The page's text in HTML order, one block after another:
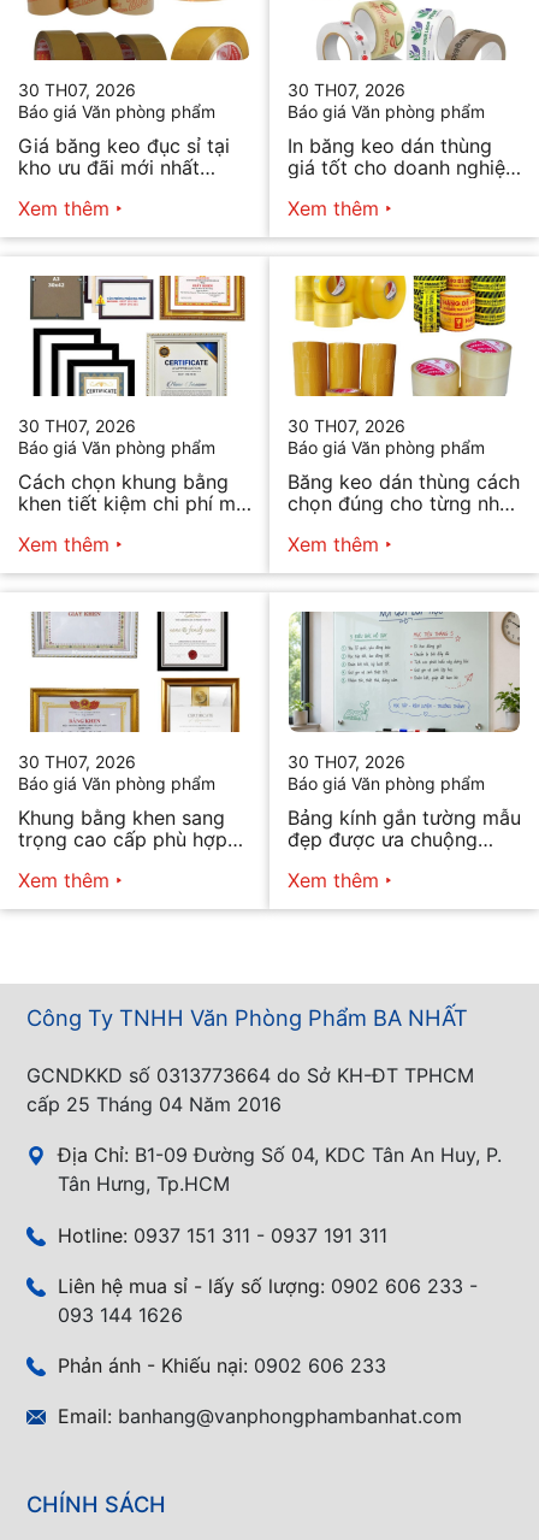
30 TH07, 2026
Báo giá Văn phòng phẩm
Giá băng keo đục sỉ tại
kho ưu đãi mới nhất
Xem thêm
30 TH07, 2026
Báo giá Văn phòng phẩm
In băng keo dán thùng
giá tốt cho doanh nghiệp
Xem thêm
30 TH07, 2026
Báo giá Văn phòng phẩm
Cách chọn khung bằng
khen tiết kiệm chi phí mà
Xem thêm
30 TH07, 2026
Báo giá Văn phòng phẩm
Băng keo dán thùng cách
chọn đúng cho từng nhu
Xem thêm
30 TH07, 2026
Báo giá Văn phòng phẩm
Khung bằng khen sang
trọng cao cấp phù hợp
Xem thêm
30 TH07, 2026
Báo giá Văn phòng phẩm
Bảng kính gắn tường mẫu
đẹp được ưa chuộng
Xem thêm
Công Ty TNHH Văn Phòng Phẩm BA NHẤT
GCNDKKD số 0313773664 do Sở KH-ĐT TPHCM
cấp 25 Tháng 04 Năm 2016
Địa Chỉ: B1-09 Đường Số 04, KDC Tân An Huy, P.
Tân Hưng, Tp.HCM
Hotline: 0937 151 311 - 0937 191 311
Liên hệ mua sỉ - lấy số lượng: 0902 606 233 -
093 144 1626
Phản ánh - Khiếu nại: 0902 606 233
Email: banhang@vanphongphambanhat.com
CHÍNH SÁCH